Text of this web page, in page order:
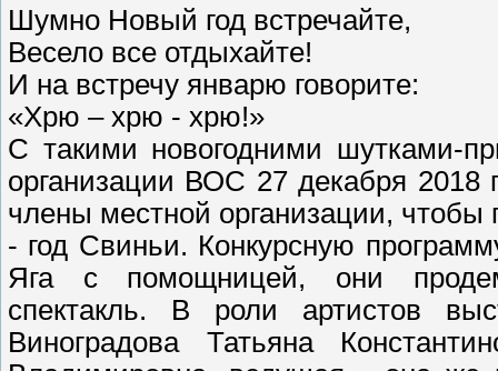
Шумно Новый год встречайте,
Весело все отдыхайте!
И на встречу январю говорите:
«Хрю – хрю - хрю!»
С такими новогодними шутками-
организации ВОС 27 декабря 2018
члены местной организации, чтобы
- год Свиньи. Конкурсную
Яга с помощницей, они
спектакль. В роли артистов
Виноградова Татьяна